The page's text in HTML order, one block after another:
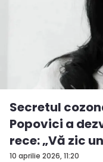
10 aprilie 2026, 11:20
Secretul
Popovici a
rece: „Vă zic